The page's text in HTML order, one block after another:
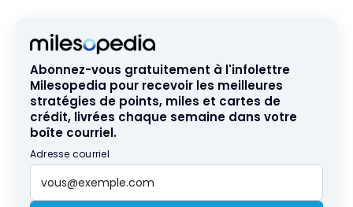
Abonnez-vous gratuitement à l'infolettre
Milesopedia pour recevoir les meilleures
stratégies de points, miles et cartes de
crédit, livrées chaque semaine dans votre
boîte courriel.
Adresse courriel